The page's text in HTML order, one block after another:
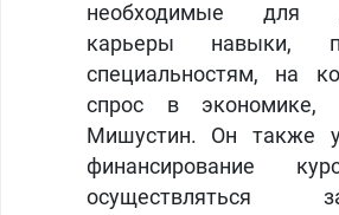
необходимые для
карьеры навыки,
специальностям, на
спрос в экономике,
Мишустин. Он также
финансирование